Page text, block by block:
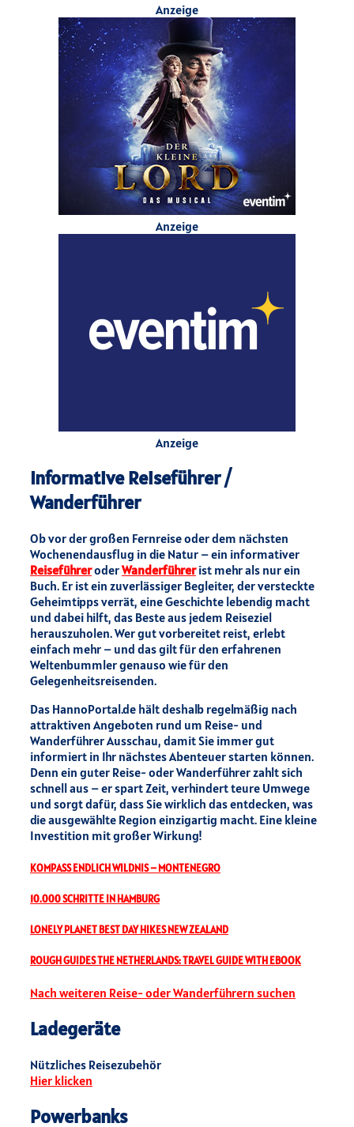
Anzeige
Anzeige
Anzeige
Informative Reiseführer /
Wanderführer
Ob vor der großen Fernreise oder dem nächsten
Wochenendausflug in die Natur – ein informativer
ReiseführeroderWanderführerist mehr als nur ein
Buch. Er ist ein zuverlässiger Begleiter, der versteckte
Geheimtipps verrät, eine Geschichte lebendig macht
und dabei hilft, das Beste aus jedem Reiseziel
herauszuholen. Wer gut vorbereitet reist, erlebt
einfach mehr – und das gilt für den erfahrenen
Weltenbummler genauso wie für den
Gelegenheitsreisenden.
Das HannoPortal.de hält deshalb regelmäßig nach
attraktiven Angeboten rund um Reise- und
Wanderführer Ausschau, damit Sie immer gut
informiert in Ihr nächstes Abenteuer starten können.
Denn ein guter Reise- oder Wanderführer zahlt sich
schnell aus – er spart Zeit, verhindert teure Umwege
und sorgt dafür, dass Sie wirklich das entdecken, was
die ausgewählte Region einzigartig macht. Eine kleine
Investition mit großer Wirkung!
KOMPASS ENDLICH WILDNIS – MONTENEGRO
10.000 SCHRITTE IN HAMBURG
LONELY PLANET BEST DAY HIKES NEW ZEALAND
ROUGH GUIDES THE NETHERLANDS: TRAVEL GUIDE WITH EBOOK
Nach weiteren Reise- oder Wanderführern suchen
Ladegeräte
Nützliches Reisezubehör
Hier klicken
Powerbanks